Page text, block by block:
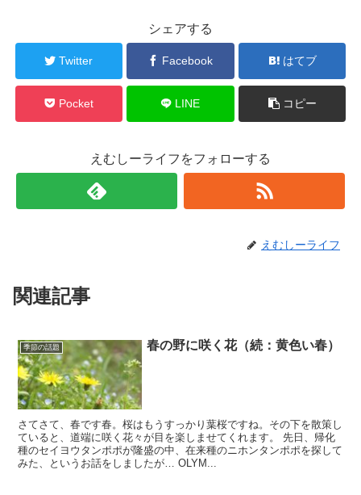
シェアする
Twitter Facebook はてブ
Pocket LINE コピー
えむしーライフをフォローする
えむしーライフ
関連記事
季節の話題 春の野に咲く花（続：黄色い春）
さてさて、春です春。桜はもうすっかり葉桜ですね。その下を散策し
ていると、道端に咲く花々が目を楽しませてくれます。 先日、帰化
種のセイヨウタンポポが隆盛の中、在来種のニホンタンポポを探して
みた、というお話をしましたが… OLYM...